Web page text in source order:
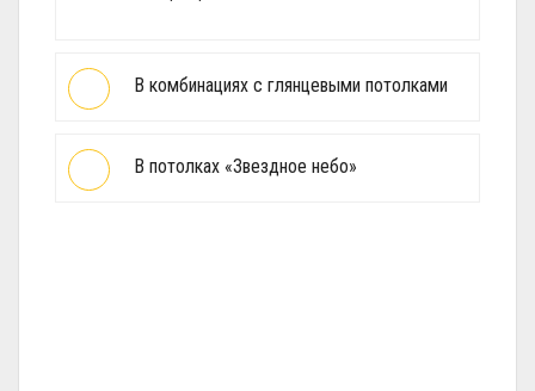
В комбинациях с глянцевыми потолками
В потолках «Звездное небо»